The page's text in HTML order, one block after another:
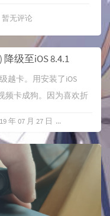
暂无评论
降级至iOS 8.4.1
越卡。用安装了iOS
频卡成狗。因为喜欢折
手，成功降级。
年 07 月 27 日 暂无评论